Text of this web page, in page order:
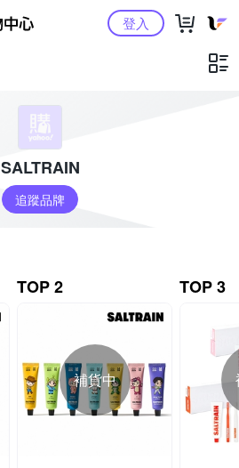
Yahoo購物中心登入
SALTRAIN
追蹤品牌
TOP 2
補貨中
TOP 3